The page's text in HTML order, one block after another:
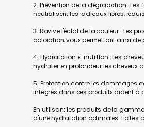
2. Prévention de la dégradation :
neutralisent les radicaux libres,
3. Ravive l'éclat de la couleur : Les
coloration, vous permettant ainsi de
4. Hydratation et nutrition : Les
hydrater en profondeur les cheveux
5. Protection contre les dommages
intégrés dans ces produits aident à
En utilisant les produits de la gamme
d'une hydratation optimales.